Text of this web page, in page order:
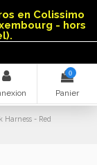
en Colissimo
- hors
0
Panier
Harness - Red